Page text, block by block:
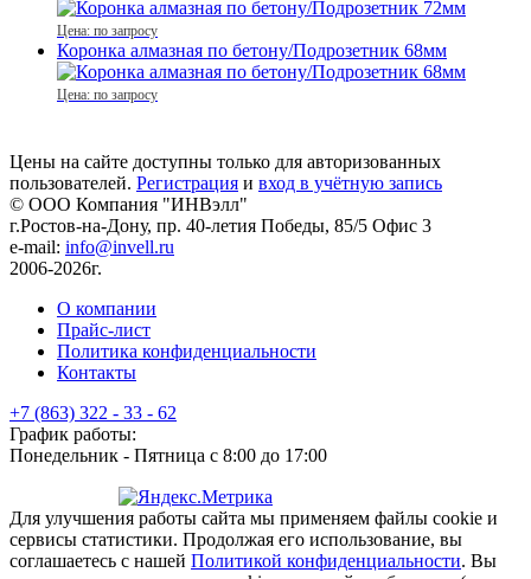
Цена: по запросу
Коронка алмазная по бетону/Подрозетник 68мм
Цена: по запросу
Цены на сайте доступны только для авторизованных
пользователей. Регистрация и вход в учётную запись
© ООО Компания "ИНВэлл"
г.Ростов-на-Дону, пр. 40-летия Победы, 85/5 Офис 3
e-mail: info@invell.ru
2006-2026г.
О компании
Прайс-лист
Политика конфиденциальности
Контакты
+7 (863) 322 - 33 - 62
График работы:
Понедельник - Пятница с 8:00 до 17:00
Для улучшения работы сайта мы применяем файлы cookie и
сервисы статистики. Продолжая его использование, вы
соглашаетесь с нашей Политикой конфиденциальности. Вы